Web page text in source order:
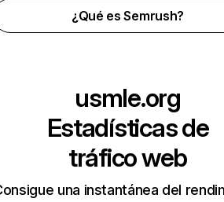
¿Qué es Semrush?
usmle.org
Estadísticas de
tráfico web
una instantánea del